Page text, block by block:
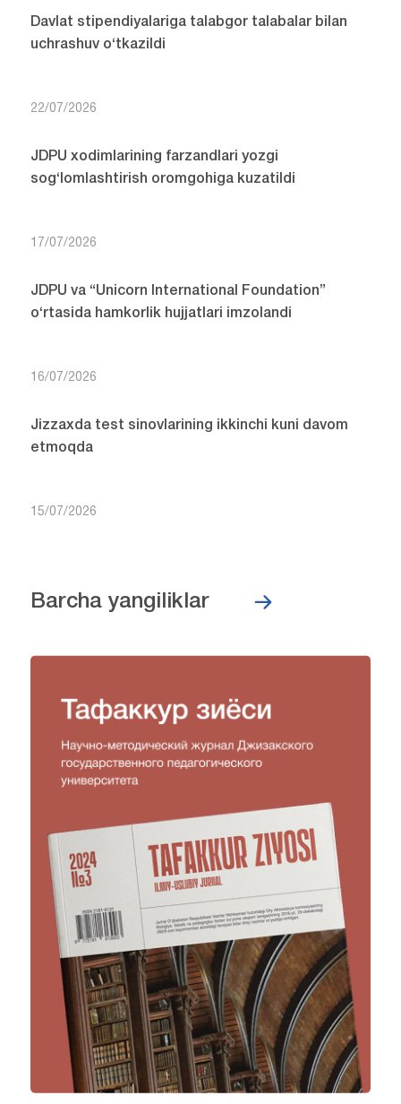
Davlat stipendiyalariga talabgor talabalar bilan
uchrashuv o‘tkazildi
22/07/2026
JDPU xodimlarining farzandlari yozgi
sog‘lomlashtirish oromgohiga kuzatildi
17/07/2026
JDPU va “Unicorn International Foundation”
o‘rtasida hamkorlik hujjatlari imzolandi
16/07/2026
Jizzaxda test sinovlarining ikkinchi kuni davom
etmoqda
15/07/2026
Barcha yangiliklar